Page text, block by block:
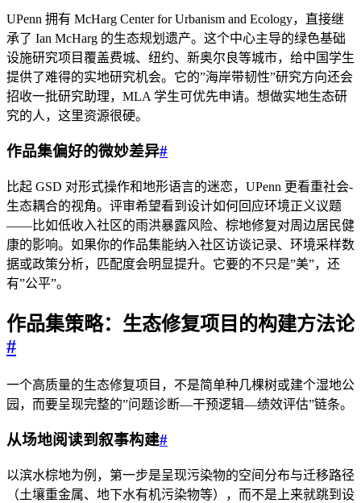
UPenn 拥有 McHarg Center for Urbanism and Ecology，直接继
承了 Ian McHarg 的生态规划遗产。这个中心主导的绿色基础
设施研究项目覆盖费城、纽约、新奥尔良等城市，给中国学生
提供了难得的实地研究机会。它的”海岸带韧性”研究方向还会
招收一批研究助理，MLA 学生可优先申请。想做实地生态研
究的人，这里资源很硬。
作品集偏好的微妙差异#
比起 GSD 对形式操作和地形语言的迷恋，UPenn 更看重社会-
生态耦合的视角。评审希望看到设计如何回应环境正义议题
——比如低收入社区的雨洪暴露风险、棕地修复对周边居民健
康的影响。如果你的作品集能纳入社区访谈记录、环境采样数
据或政策分析，匹配度会明显提升。它要的不只是”美”，还
有”公平”。
作品集策略：生态修复项目的构建方法论
#
一个高质量的生态修复项目，不是简单种几棵树或建个湿地公
园，而要呈现完整的”问题诊断—干预逻辑—绩效评估”链条。
从场地阅读到叙事构建#
以滨水棕地为例，第一步是呈现污染物的空间分布与迁移路径
（土壤重金属、地下水有机污染物等），而不是上来就跳到设